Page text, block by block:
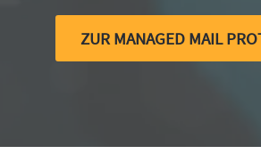
ZUR MANAGED MAIL